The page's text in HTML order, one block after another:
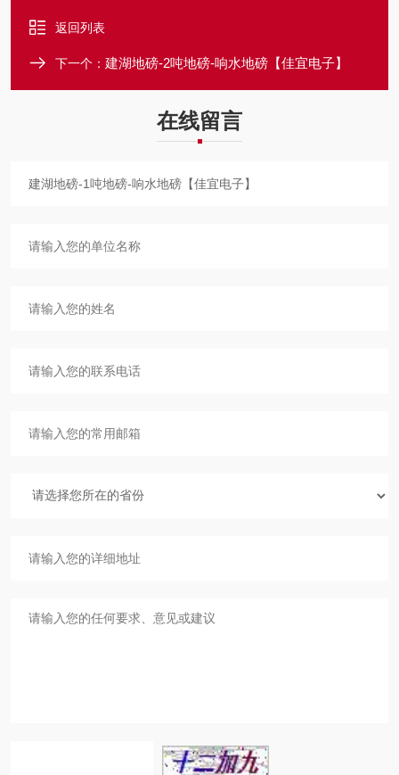
返回列表
下一个： 建湖地磅-2吨地磅-响水地磅【佳宜电子】
在线留言